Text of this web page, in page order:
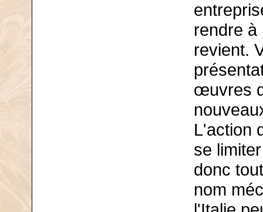
rendre à
revient.
œuvres
L'action
se
donc
nom